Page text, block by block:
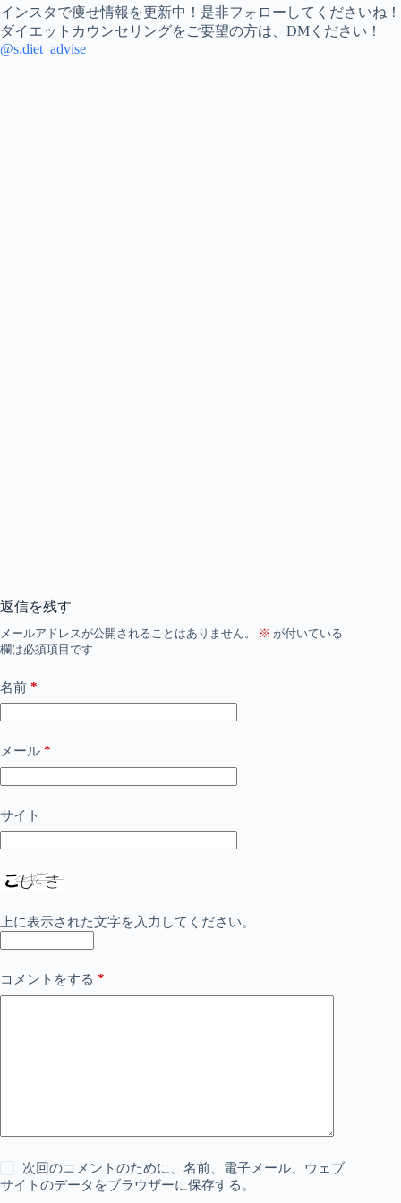
インスタで痩せ情報を更新中！是非フォローしてくださいね！
ダイエットカウンセリングをご要望の方は、DMください！
@s.diet_advise
返信を残す
メールアドレスが公開されることはありません。 ※ が付いている
欄は必須項目です
名前 *
メール *
サイト
上に表示された文字を入力してください。
コメントをする *
次回のコメントのために、名前、電子メール、ウェブ
サイトのデータをブラウザーに保存する。